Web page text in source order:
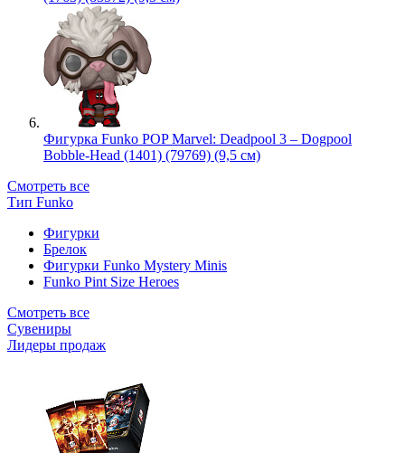
Фигурка Funko POP Marvel: Deadpool 3 – Dogpool
Bobble-Head (1401) (79769) (9,5 см)
Смотреть все
Тип Funko
Фигурки
Брелок
Фигурки Funko Mystery Minis
Funko Pint Size Heroes
Смотреть все
Сувениры
Лидеры продаж